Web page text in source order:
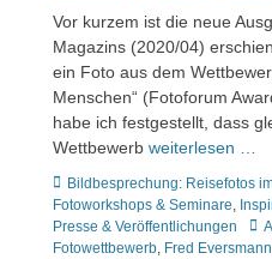
Vor kurzem ist die neue
Magazins (2020/04)
ein Foto aus dem
Menschen“ (Fotoforum
habe ich festgestellt, dass
Wettbewerb weiterlesen …
Kategorien
Bildbesprechung: Reisefotos
Fotoworkshops & Seminare,
Presse & Veröffentlichungen
Fotowettbewerb, Fred Eversmann